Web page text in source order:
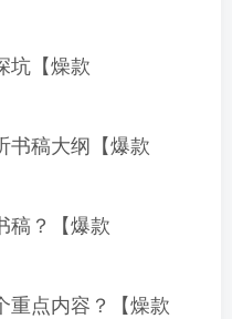
坑【燥款
书稿大纲【爆款
稿？【爆款
重点内容？【燥款